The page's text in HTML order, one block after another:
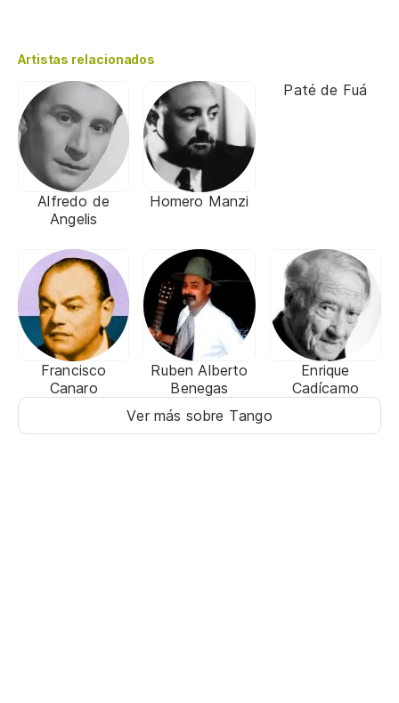
Artistas relacionados
Alfredo de
Angelis
Homero Manzi
Paté de Fuá
Francisco
Canaro
Ruben Alberto
Benegas
Enrique
Cadícamo
Ver más sobre Tango